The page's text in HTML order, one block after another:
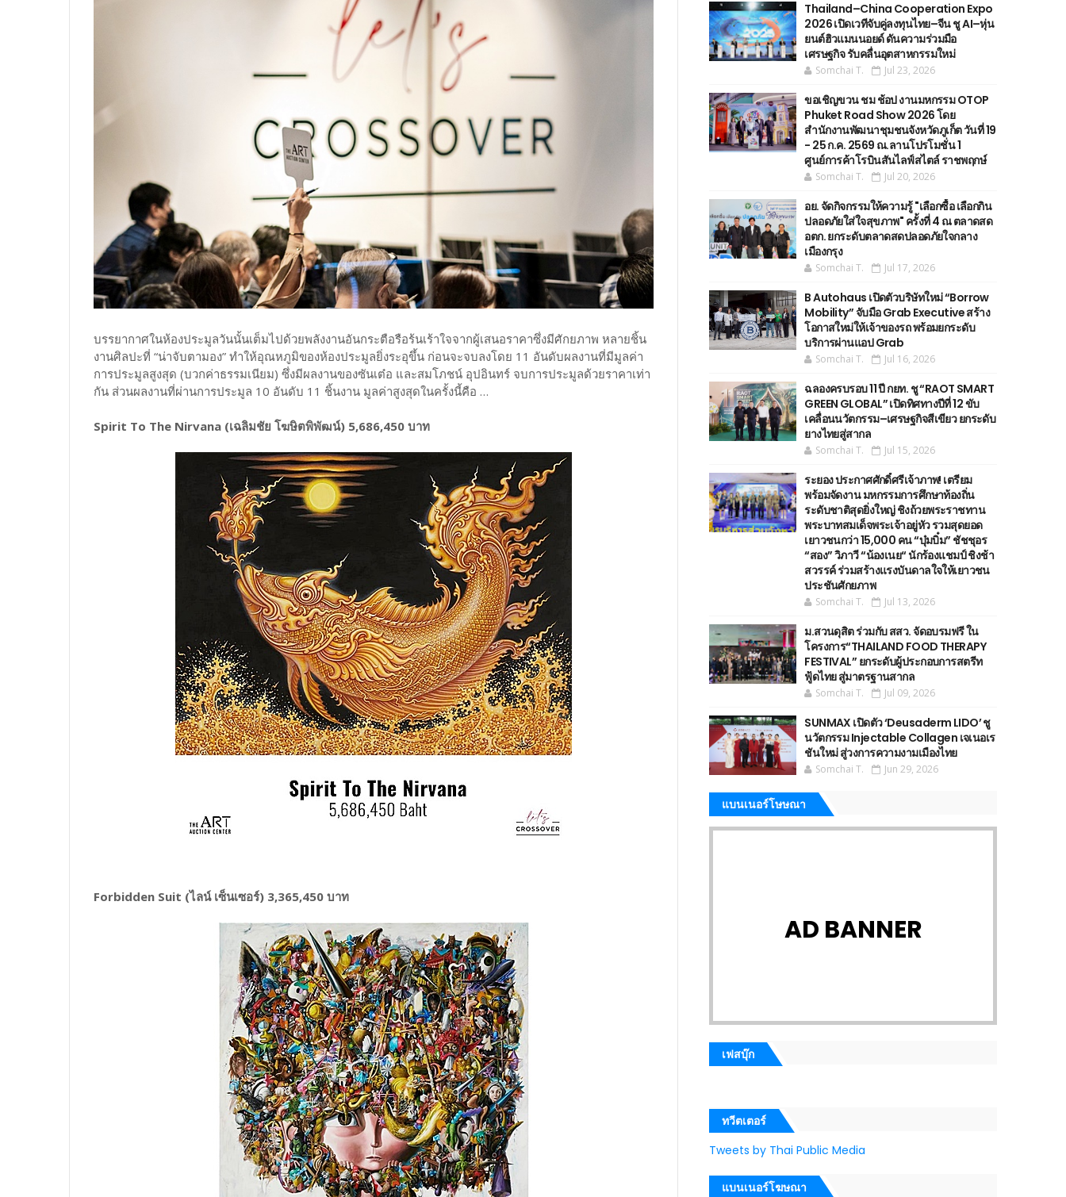
บรรยากาศในห้องประมูลวันนั้นเต็มไปด้วยพลังงานอันกระตือรือร้นเร้าใจจากผู้เสนอราคาซึ่งมีศักยภาพ หลายชิ้น
งานศิลปะที่ “น่าจับตามอง” ทำให้อุณหภูมิของห้องประมูลยิ่งระอุขึ้น ก่อนจะจบลงโดย 11 อันดับผลงานที่มีมูลค่า
การประมูลสูงสุด (บวกค่าธรรมเนียม) ซึ่งมีผลงานของซันเต๋อ และสมโภชน์ อุปอินทร์ จบการประมูลด้วยราคาเท่า
กัน ส่วนผลงานที่ผ่านการประมูล 10 อันดับ 11 ชิ้นงาน มูลค่าสูงสุดในครั้งนี้คือ …
Spirit To The Nirvana (เฉลิมชัย โฆษิตพิพัฒน์) 5,686,450 บาท
Forbidden Suit (ไลน์ เซ็นเซอร์) 3,365,450 บาท
Thailand–China Cooperation Expo
2026 เปิดเวทีจับคู่ลงทุนไทย–จีน ชู AI–หุ่น
ยนต์ฮิวแมนนอยด์ ดันความร่วมมือ
เศรษฐกิจ รับคลื่นอุตสาหกรรมใหม่
Somchai T. Jul 23, 2026
ขอเชิญขวน ชม ช้อป งานมหกรรม OTOP
Phuket Road Show 2026 โดย
สำนักงานพัฒนาชุมชนจังหวัดภูเก็ต วันที่ 19
- 25 ก.ค. 2569 ณ.ลานโปรโมชั่น 1
ศูนย์การค้าโรบินสันไลฟ์สไตล์ ราชพฤกษ์
Somchai T. Jul 20, 2026
อย. จัดกิจกรรมให้ความรู้ "เลือกซื้อ เลือกกิน
ปลอดภัยใส่ใจสุขภาพ" ครั้งที่ 4 ณ ตลาดสด
อตก. ยกระดับตลาดสดปลอดภัยใจกลาง
เมืองกรุง
Somchai T. Jul 17, 2026
B Autohaus เปิดตัวบริษัทใหม่ “Borrow
Mobility” จับมือ Grab Executive สร้าง
โอกาสใหม่ให้เจ้าของรถ พร้อมยกระดับ
บริการผ่านแอป Grab
Somchai T. Jul 16, 2026
ฉลองครบรอบ 11 ปี กยท. ชู “RAOT SMART
GREEN GLOBAL” เปิดทิศทางปีที่ 12 ขับ
เคลื่อนนวัตกรรม–เศรษฐกิจสีเขียว ยกระดับ
ยางไทยสู่สากล
Somchai T. Jul 15, 2026
ระยอง ประกาศศักดิ์ศรีเจ้าภาพ! เตรียม
พร้อมจัดงาน มหกรรมการศึกษาท้องถิ่น
ระดับชาติสุดยิ่งใหญ่ ชิงถ้วยพระราชทาน
พระบาทสมเด็จพระเจ้าอยู่หัว รวมสุดยอด
เยาวชนกว่า 15,000 คน “บุ๋มบิ๋ม” ชัชชุอร
“สอง” วิภาวี “น้องเนย“ นักร้องแชมป์ ชิงช้า
สวรรค์ ร่วมสร้างแรงบันดาลใจให้เยาวชน
ประชันศักยภาพ
Somchai T. Jul 13, 2026
ม.สวนดุสิต ร่วมกับ สสว. จัดอบรมฟรี ใน
โครงการ“THAILAND FOOD THERAPY
FESTIVAL” ยกระดับผู้ประกอบการสตรีท
ฟู้ดไทย สู่มาตรฐานสากล
Somchai T. Jul 09, 2026
SUNMAX เปิดตัว ‘Deusaderm LIDO’ ชู
นวัตกรรม Injectable Collagen เจเนอเร
ชันใหม่ สู่วงการความงามเมืองไทย
Somchai T. Jun 29, 2026
แบนเนอร์โษษณา
AD BANNER
เฟสบุ๊ก
ทวีตเตอร์
Tweets by Thai Public Media
แบนเนอร์โฆษณา